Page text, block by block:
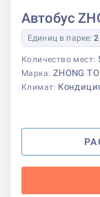
Автобус
Единиц в парке:2
Количество мест:
Марка: ZHONG
Климат: